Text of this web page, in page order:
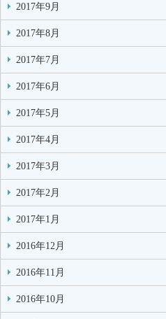
2017年9月
2017年8月
2017年7月
2017年6月
2017年5月
2017年4月
2017年3月
2017年2月
2017年1月
2016年12月
2016年11月
2016年10月